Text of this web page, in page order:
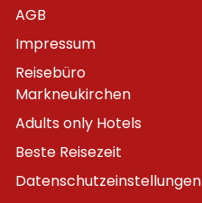
AGB
Impressum
Reisebüro
Markneukirchen
Adults only Hotels
Beste Reisezeit
Datenschutzeinstellungen